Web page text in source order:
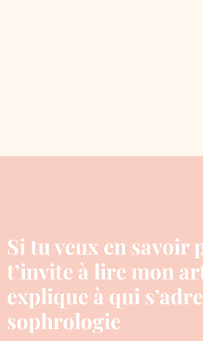
Si tu veux en savoir
t’invite à lire mon
explique à qui
sophrologie